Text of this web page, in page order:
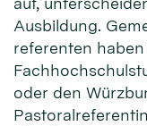
Ausbildung.
referenten
oder den